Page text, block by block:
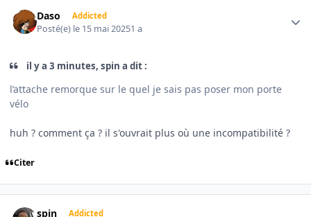
Daso Addicted
Posté(e) le 15 mai 20251 a
il y a 3 minutes, spin a dit :
l’attache remorque sur le quel je sais pas poser mon porte
vélo
huh ? comment ça ? il s'ouvrait plus où une incompatibilité ?
Citer
spin Addicted